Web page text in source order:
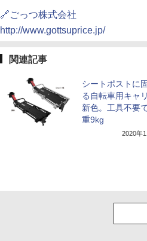
🔗ごっつ株式会社
http://www.gottsuprice.jp/
関連記事
シートポストに
る自転車用キャ
新色。工具不要
重9kg
2020年